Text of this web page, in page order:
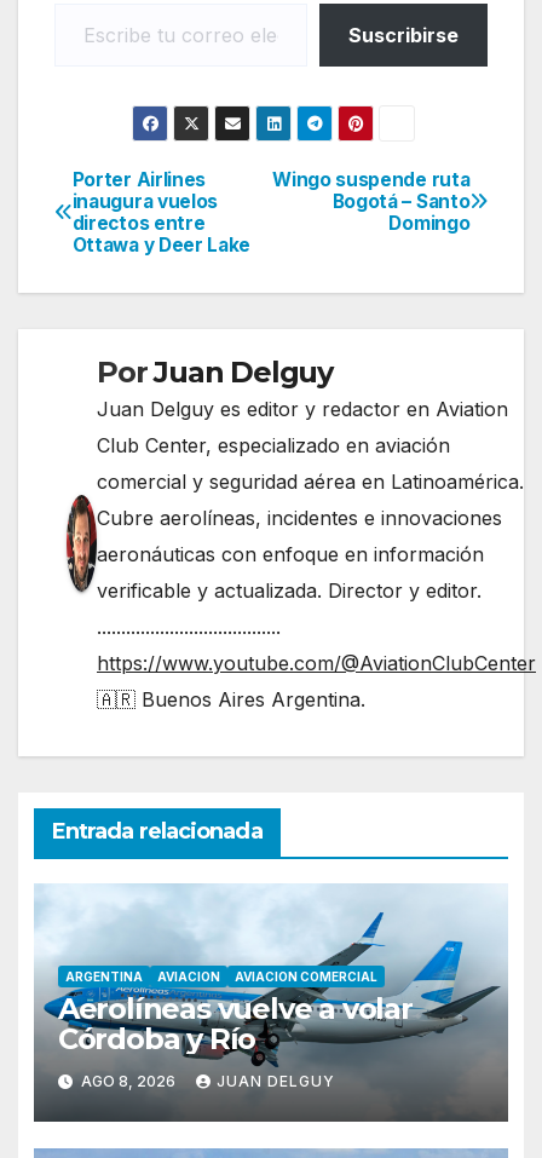
Suscribirse
Navegación
de
entradas
Wingo suspende ruta
Bogotá – Santo
Domingo
Porter Airlines
inaugura vuelos
directos entre
Ottawa y Deer Lake
PorJuan Delguy
Juan Delguy es editor y redactor en Aviation
Club Center, especializado en aviación
comercial y seguridad aérea en Latinoamérica.
Cubre aerolíneas, incidentes e innovaciones
aeronáuticas con enfoque en información
verificable y actualizada. Director y editor.
......................................
https://www.youtube.com/@AviationClubCenter
🇦🇷 Buenos Aires Argentina.
Entrada relacionada
ARGENTINA AVIACION AVIACION COMERCIAL
Aerolíneas vuelve a volar
Córdoba y Río
AGO 8, 2026 JUAN DELGUY